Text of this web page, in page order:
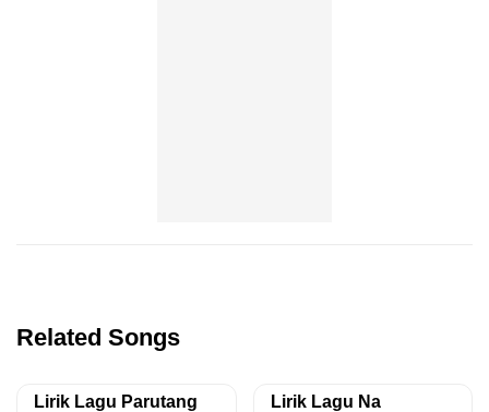
Related Songs
Lirik Lagu Parutang
Lirik Lagu Na